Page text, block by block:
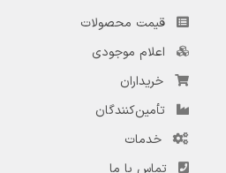
قیمت محصولات
اعلام موجودی
خریداران
تأمین‌کنندگان
خدمات
تماس با ما